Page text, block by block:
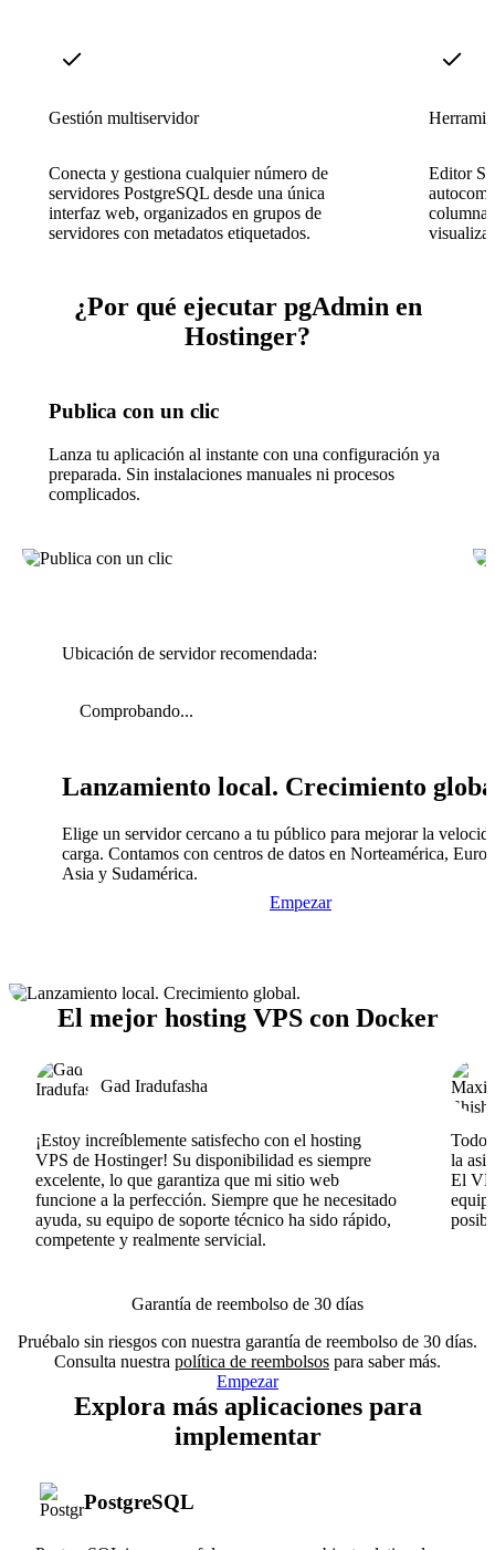
Gestión multiservidor
Conecta y gestiona cualquier número de
servidores PostgreSQL desde una única
interfaz web, organizados en grupos de
servidores con metadatos etiquetados.
Editor
¿Por qué ejecutar pgAdmin en
Hostinger?
Publica con un clic
Lanza tu aplicación al instante con una configuración ya
preparada. Sin instalaciones manuales ni procesos
complicados.
Ubicación de servidor recomendada:
Comprobando...
Lanzamiento local. Crecimiento
Elige un servidor cercano a tu público para mejorar la
carga. Contamos con centros de datos en Norteamérica,
Asia y Sudamérica.
Empezar
El mejor hosting VPS con Docker
Gad Iradufasha
¡Estoy increíblemente satisfecho con el hosting
VPS de Hostinger! Su disponibilidad es siempre
excelente, lo que garantiza que mi sitio web
funcione a la perfección. Siempre que he necesitado
ayuda, su equipo de soporte técnico ha sido rápido,
competente y realmente servicial.
Todo
la
El
Garantía de reembolso de 30 días
Pruébalo sin riesgos con nuestra garantía de reembolso de 30 días.
Consulta nuestra política de reembolsos para saber más.
Empezar
Explora más aplicaciones para
implementar
PostgreSQL